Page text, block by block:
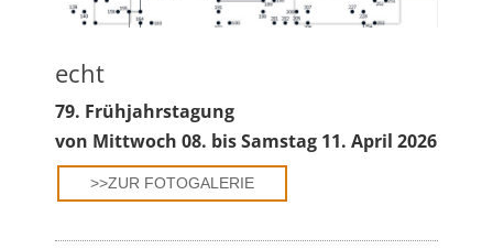
echt
79. Frühjahrstagung
von Mittwoch 08. bis Samstag 11. April 2026
>>ZUR FOTOGALERIE